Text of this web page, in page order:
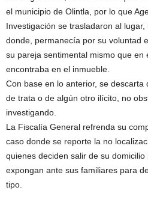
el municipio de Olintla, por lo que
Investigación se trasladaron al
donde, permanecía por su voluntad
su pareja sentimental mismo que en
encontraba en el inmueble.
Con base en lo anterior, se descarta
de trata o de algún otro ilícito, no
investigando.
La Fiscalía General refrenda su
caso donde se reporte la no
quienes deciden salir de su
expongan ante sus familiares para
tipo.